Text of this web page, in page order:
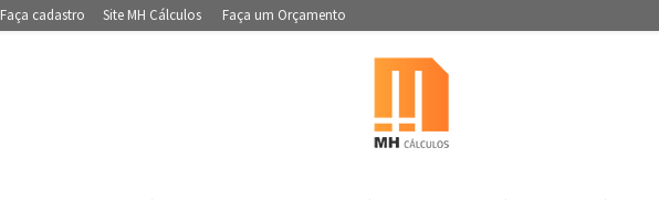
Faça cadastro Site MH Cálculos Faça um Orçamento